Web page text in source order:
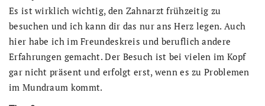
Es ist wirklich wichtig, den Zahnarzt frühzeitig zu
besuchen und ich kann dir das nur ans Herz legen. Auch
hier habe ich im Freundeskreis und beruflich andere
Erfahrungen gemacht. Der Besuch ist bei vielen im Kopf
gar nicht präsent und erfolgt erst, wenn es zu Problemen
im Mundraum kommt.